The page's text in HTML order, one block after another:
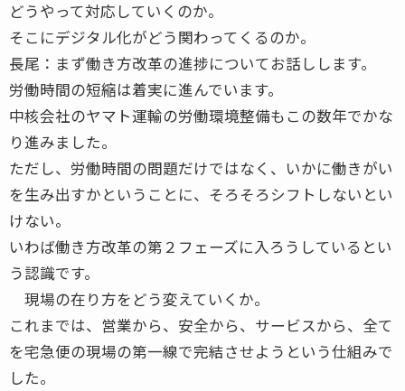
どうやって対応していくのか。
そこにデジタル化がどう関わってくるのか。
長尾：まず働き方改革の進捗についてお話しします。
労働時間の短縮は着実に進んでいます。
中核会社のヤマト運輸の労働環境整備もこの数年でかな
り進みました。
ただし、労働時間の問題だけではなく、いかに働きがい
を生み出すかということに、そろそろシフトしないとい
けない。
いわば働き方改革の第２フェーズに入ろうしているとい
う認識です。
現場の在り方をどう変えていくか。
これまでは、営業から、安全から、サービスから、全て
を宅急便の現場の第一線で完結させようという仕組みで
した。